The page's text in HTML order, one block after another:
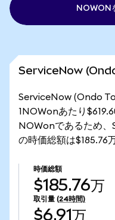
NOWON
ServiceNow
ServiceNow (Ondo
1NOWonあたり
NOWonであるため
の時価総額は$185.76
時価総額
$185.76万
取引量 (24時間)
$6.91万